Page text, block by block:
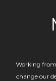
Working
change our